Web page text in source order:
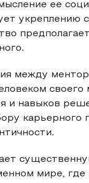
ее
укреплению
между
своего
и навыков
карьерного
мире,